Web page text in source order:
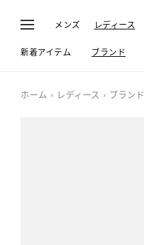
メンズ レディース
新着アイテム ブランド
ホーム レディース ブランド